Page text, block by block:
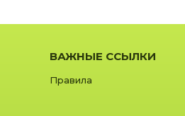
ВАЖНЫЕ ССЫЛКИ
Правила